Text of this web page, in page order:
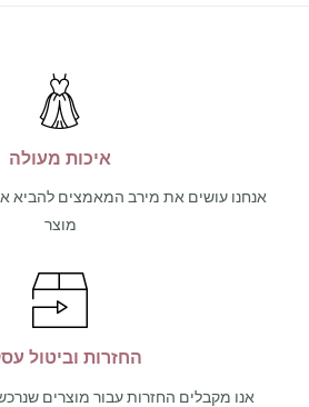
איכות מעולה
אנחנו עושים את מירב המאמצים להביא
מוצר
החזרות וביטול